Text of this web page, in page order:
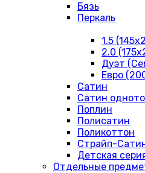
Бязь
Перкаль
1.5
2.0
Дуэт
Евро
Сатин
Сатин
Поплин
Полисатин
Поликоттон
Страйп-
Детская
Отдельные